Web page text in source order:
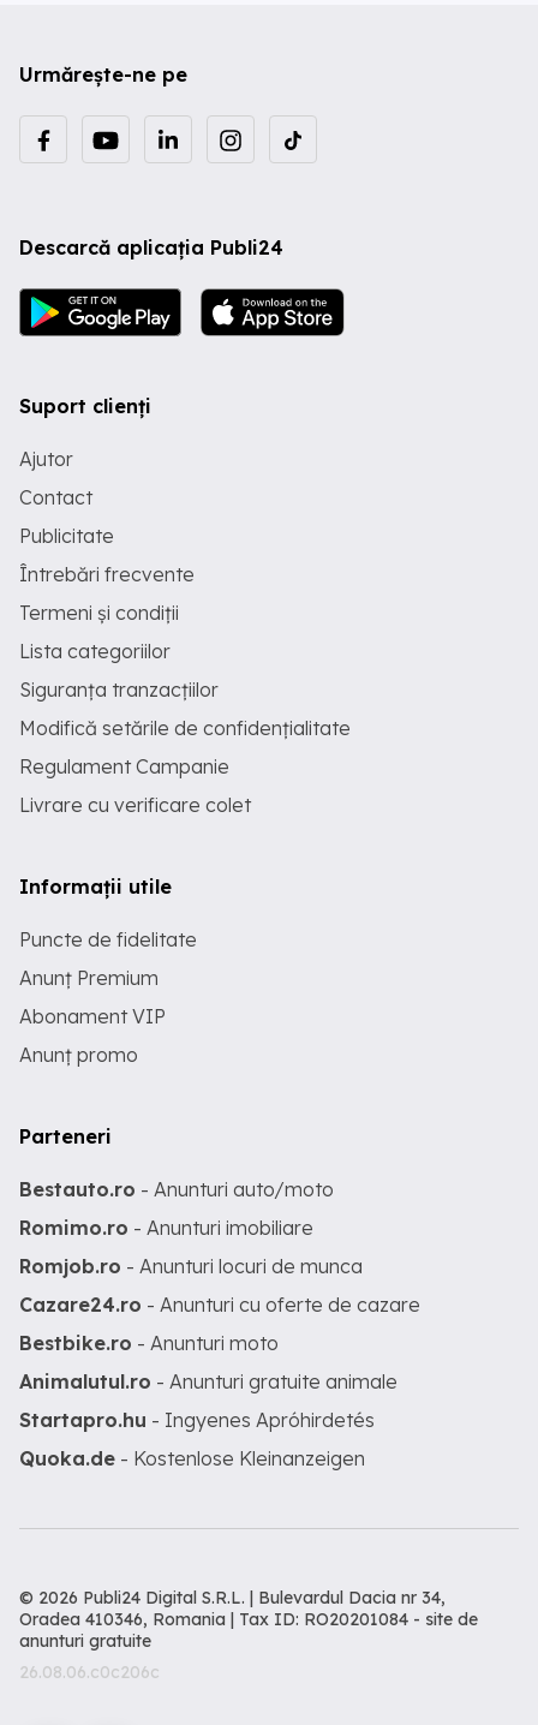
Urmărește-ne pe
Descarcă aplicația Publi24
Suport clienți
Ajutor
Contact
Publicitate
Întrebări frecvente
Termeni și condiții
Lista categoriilor
Siguranța tranzacțiilor
Modifică setările de confidențialitate
Regulament Campanie
Livrare cu verificare colet
Informații utile
Puncte de fidelitate
Anunț Premium
Abonament VIP
Anunț promo
Parteneri
Bestauto.ro - Anunturi auto/moto
Romimo.ro - Anunturi imobiliare
Romjob.ro - Anunturi locuri de munca
Cazare24.ro - Anunturi cu oferte de cazare
Bestbike.ro - Anunturi moto
Animalutul.ro - Anunturi gratuite animale
Startapro.hu - Ingyenes Apróhirdetés
Quoka.de - Kostenlose Kleinanzeigen
© 2026 Publi24 Digital S.R.L. | Bulevardul Dacia nr 34,
Oradea 410346, Romania | Tax ID: RO20201084 - site de
anunturi gratuite
26.08.06.c0c206c